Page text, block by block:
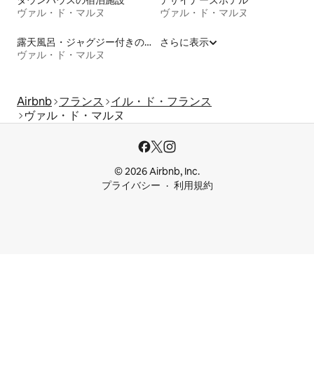
ヴァル・ド・マルヌ
ヴァル・ド・マルヌ
露天風呂・ジャグジー付きの宿泊施設
ヴァル・ド・マルヌ
さらに表示
Airbnb フランス
イル・ド・フランス
ヴァル・ド・マルヌ
© 2026 Airbnb, Inc.
プライバシー
利用規約